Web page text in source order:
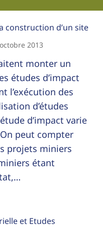
construction d’un site
2013
monter un
études d’impact
l’exécution des
d’études
d’impact varie
peut compter
projets miniers
étant
et Etudes